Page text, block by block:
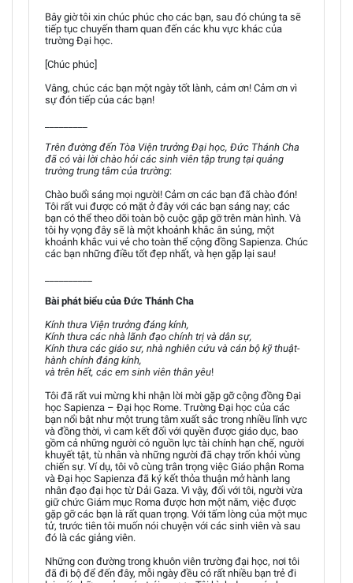
Bây giờ tôi xin chúc phúc cho các bạn, sau đó chúng ta sẽ
tiếp tục chuyến tham quan đến các khu vực khác của
trường Đại học.
[Chúc phúc]
Vâng, chúc các bạn một ngày tốt lành, cảm ơn! Cảm ơn vì
sự đón tiếp của các bạn!
Trên đường đến Tòa Viện trưởng Đại học, Đức Thánh Cha
đã có vài lời chào hỏi các sinh viên tập trung tại quảng
trường trung tâm của trường:
Chào buổi sáng mọi người! Cảm ơn các bạn đã chào đón!
Tôi rất vui được có mặt ở đây với các bạn sáng nay; các
bạn có thể theo dõi toàn bộ cuộc gặp gỡ trên màn hình. Và
tôi hy vọng đây sẽ là một khoảnh khắc ân sủng, một
khoảnh khắc vui vẻ cho toàn thể cộng đồng Sapienza. Chúc
các bạn những điều tốt đẹp nhất, và hẹn gặp lại sau!
Bài phát biểu của Đức Thánh Cha
Kính thưa Viện trưởng đáng kính,
Kính thưa các nhà lãnh đạo chính trị và dân sự,
Kính thưa các giáo sư, nhà nghiên cứu và cán bộ kỹ thuật-
hành chính đáng kính,
và trên hết, các em sinh viên thân yêu!
Tôi đã rất vui mừng khi nhận lời mời gặp gỡ cộng đồng Đại
học Sapienza – Đại học Rome. Trường Đại học của các
bạn nổi bật như một trung tâm xuất sắc trong nhiều lĩnh vực
và đồng thời, vì cam kết đối với quyền được giáo dục, bao
gồm cả những người có nguồn lực tài chính hạn chế, người
khuyết tật, tù nhân và những người đã chạy trốn khỏi vùng
chiến sự. Ví dụ, tôi vô cùng trân trọng việc Giáo phận Roma
và Đại học Sapienza đã ký kết thỏa thuận mở hành lang
nhân đạo đại học từ Dải Gaza. Vì vậy, đối với tôi, người vừa
giữ chức Giám mục Roma được hơn một năm, việc được
gặp gỡ các bạn là rất quan trọng. Với tấm lòng của một mục
tử, trước tiên tôi muốn nói chuyện với các sinh viên và sau
đó là các giảng viên.
Những con đường trong khuôn viên trường đại học, nơi tôi
đã đi bộ để đến đây, mỗi ngày đều có rất nhiều bạn trẻ đi